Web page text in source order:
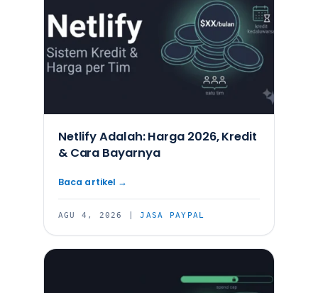
Netlify Adalah: Harga 2026, Kredit
& Cara Bayarnya
AGU 4, 2026 |JASA PAYPAL